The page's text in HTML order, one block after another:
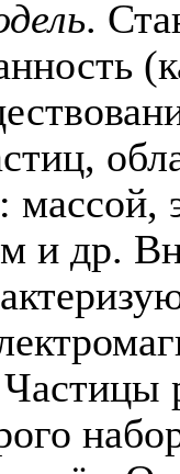
.
массой,
и др.
Частицы